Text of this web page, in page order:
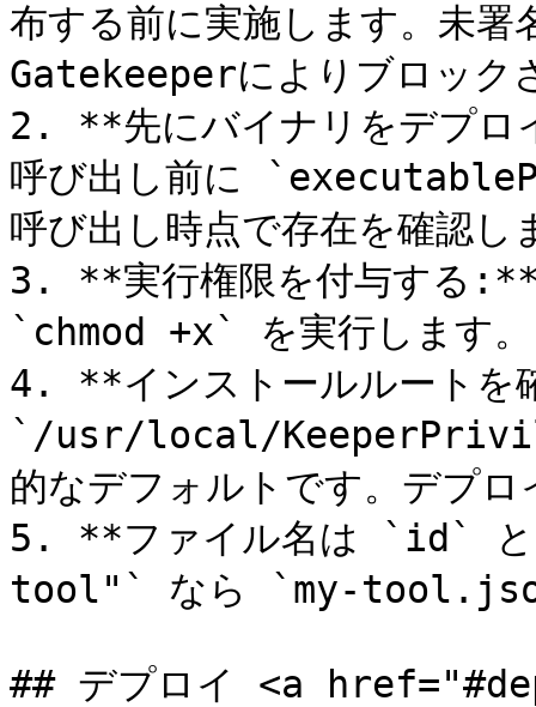
布する前に実施します。未署
Gatekeeperによりブロック
2. **先にバイナリをデプ
呼び出し前に
呼び出し時点で存在を確認し
3. **実行権限を付与する:**
`chmod +x` を実行します。
4. **インストールルートを
`/usr/local/
的なデフォルトです。デプ
5. **ファイル名は `id`
tool"` なら `my-
## デプロイ <a